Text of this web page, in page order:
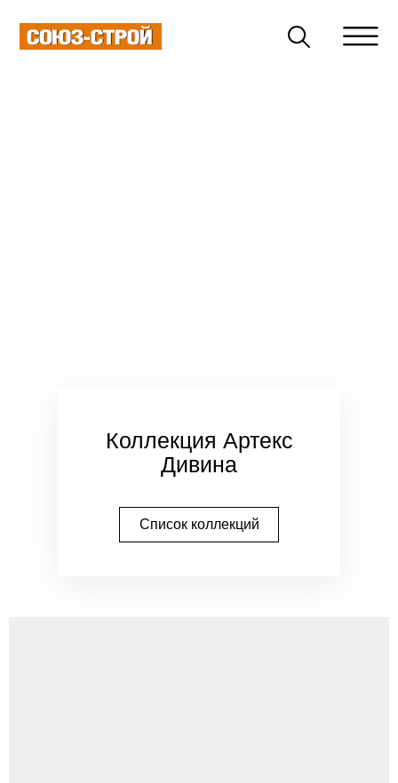
Коллекция Артекс
Дивина
Список коллекций